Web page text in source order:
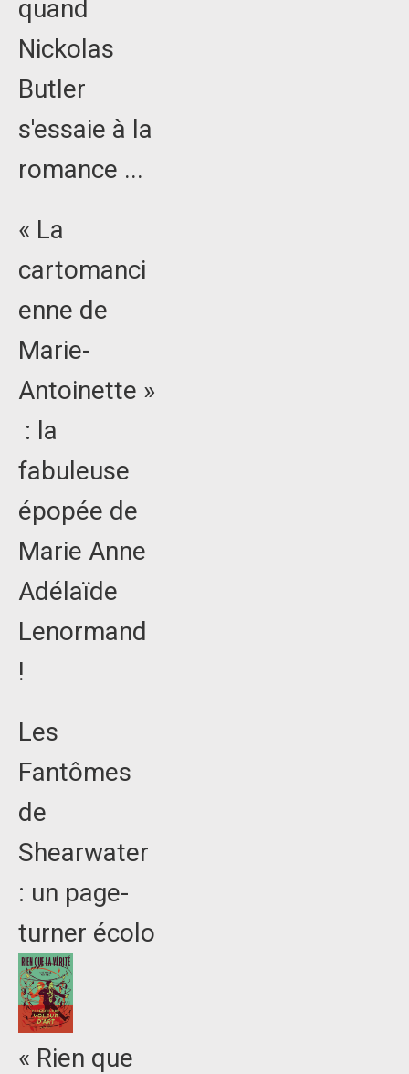
quand
Nickolas
Butler
s'essaie à la
romance ...
« La
cartomanci
enne de
Marie-
Antoinette »
: la
fabuleuse
épopée de
Marie Anne
Adélaïde
Lenormand
!
Les
Fantômes
de
Shearwater
: un page-
turner écolo
« Rien que